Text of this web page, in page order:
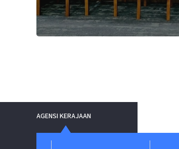
AGENSI KERAJAAN